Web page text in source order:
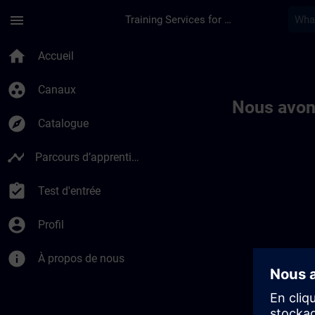
menu Training Services for Digital Industries
home Accueil
group_work Canaux
explore Catalogue
timeline Parcours d’apprentissage
assignment_turned_in Test d'entrée
account_circle Profil
info À propos de nous
Nous